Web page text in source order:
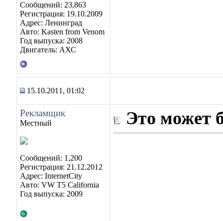
Сообщений: 23,863
Регистрация: 19.10.2009
Адрес: Ленинград
Авто: Kasten from Venom
Год выпуска: 2008
Двигатель: АХС
15.10.2011, 01:02
Рекламщик
Местный
Сообщений: 1,200
Регистрация: 21.12.2012
Адрес: InternetCity
Авто: VW T5 California
Год выпуска: 2009
Это может